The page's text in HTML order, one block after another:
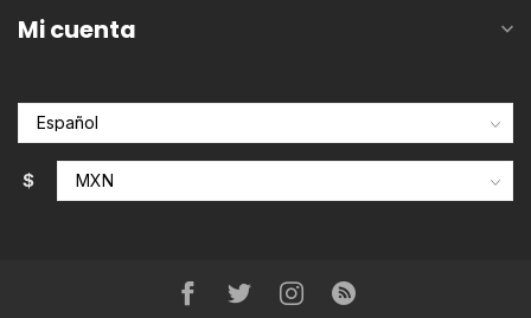
Mi cuenta
$